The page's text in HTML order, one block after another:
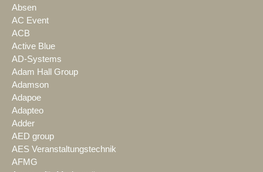
Absen
AC Event
ACB
Active Blue
AD-Systems
Adam Hall Group
Adamson
Adapoe
Adapteo
Adder
AED group
AES Veranstaltungstechnik
AFMG